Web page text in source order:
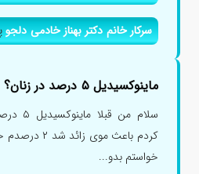
سرکار خانم دکتر بهناز خادمی دلجو
ماینوکسیدیل ۵ درصد در زنان؟
سلام
کردم باعث
خواستم بدو...